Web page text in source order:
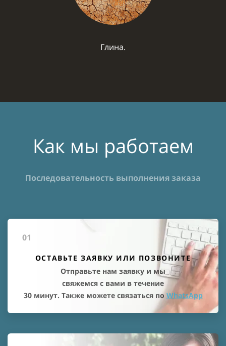
Глина.
Как мы работаем
Последовательность выполнения заказа
01
ОСТАВЬТЕ ЗАЯВКУ ИЛИ ПОЗВОНИТЕ
Отправьте нам заявку и мы
свяжемся с вами в течение
30 минут. Также можете связаться по WhatsApp